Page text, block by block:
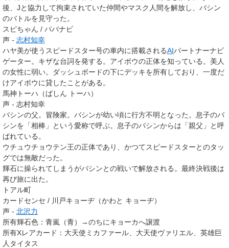
後、Jと協力して拘束されていた仲間やマスク人間を解放し、バシン
のバトルを見守った。
スピちゃん / パパナビ
声 - 志村知幸
ハヤ美が使うスピードスター号の車内に搭載されるAIパートナーナビ
ゲーター。キザな台詞を発する。アイボウの正体を知っている。美人
の女性に弱い。ダッシュボードの下にデッキを所有しており、一度だ
けアイボウに貸したことがある。
馬神トーハ（ばしん トーハ）
声 - 志村知幸
バシンの父。冒険家。バシンが幼い頃に行方不明となった。息子のバ
シンを「相棒」という愛称で呼ぶ。息子のバシンからは「親父」と呼
ばれている。
ウチュウチョウテン王の正体であり、かつてスピードスターとのタッ
グでは無敵だった。
輝石に操られてしまうがバシンとの戦いで解放される。最終決戦後は
再び旅に出た。
トアル町
カードセンセ / 川戸キョーヂ（かわと キョーヂ）
声 - 北沢力
所有輝石色 ： 青嵐（青）
→のちにキョーカへ譲渡
所有Xレアカード ： 大天使ミカファール 大天使ヴァリエル
英雄巨
人タイタス